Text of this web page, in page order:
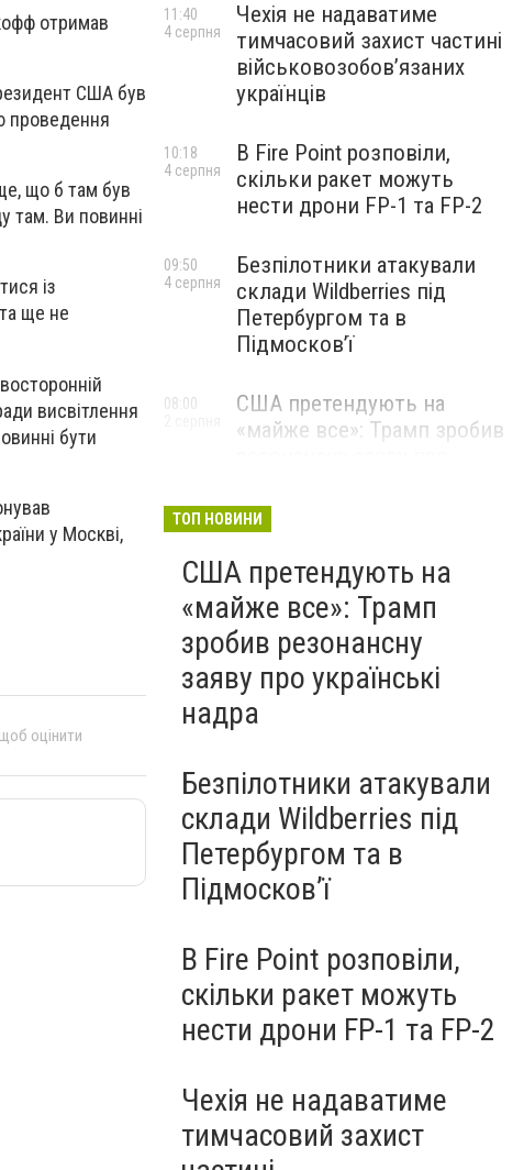
отримав
США був
проведення
що б там був
там. Ви повинні
із
ще не
висвітлення
бути
у Москві,
оцінити
Чехія не надаватиме
тимчасовий захист частині
військовозобов’язаних
українців
11:40
4 серпня
В Fire Point розповіли,
скільки ракет можуть
нести дрони FP-1 та FP-2
10:18
4 серпня
Безпілотники атакували
склади Wildberries під
Петербургом та в
Підмосков’ї
09:50
4 серпня
США претендують на
«майже все»: Трамп зробив
08:00
ТОП НОВИНИ
США претендують на
«майже все»: Трамп
зробив резонансну
заяву про українські
надра
Безпілотники атакували
склади Wildberries під
Петербургом та в
Підмосков’ї
В Fire Point розповіли,
скільки ракет можуть
нести дрони FP-1 та FP-2
Чехія не надаватиме
тимчасовий захист